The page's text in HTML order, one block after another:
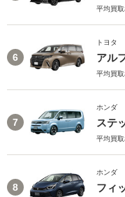
平均買取
6
トヨタ
アル
平均買取
7
ホンダ
ステ
平均買取
8
ホンダ
フィ